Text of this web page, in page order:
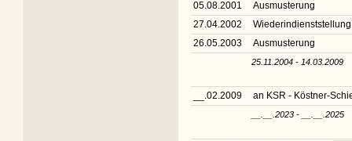
05.08.2001
Ausmusterung
27.04.2002
Wiederindienststellung
26.05.2003
Ausmusterung
25.11.2004 - 14.03.2009
__.02.2009 an KSR - Köstner-
__.__.2023 - __.__.2025